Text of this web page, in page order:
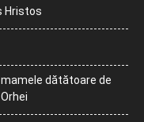
Hristos
dătătoare de